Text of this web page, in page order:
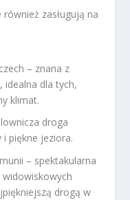
zasługują na
– znana z
idealna dla tych,
klimat.
droga
piękne jeziora.
– spektakularna
widowiskowych
drogą w